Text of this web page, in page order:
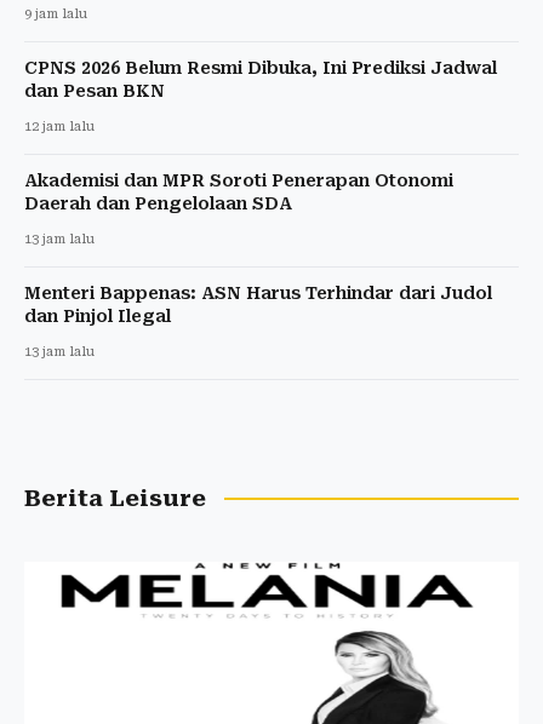
9 jam lalu
CPNS 2026 Belum Resmi Dibuka, Ini Prediksi Jadwal
dan Pesan BKN
12 jam lalu
Akademisi dan MPR Soroti Penerapan Otonomi
Daerah dan Pengelolaan SDA
13 jam lalu
Menteri Bappenas: ASN Harus Terhindar dari Judol
dan Pinjol Ilegal
13 jam lalu
Berita Leisure